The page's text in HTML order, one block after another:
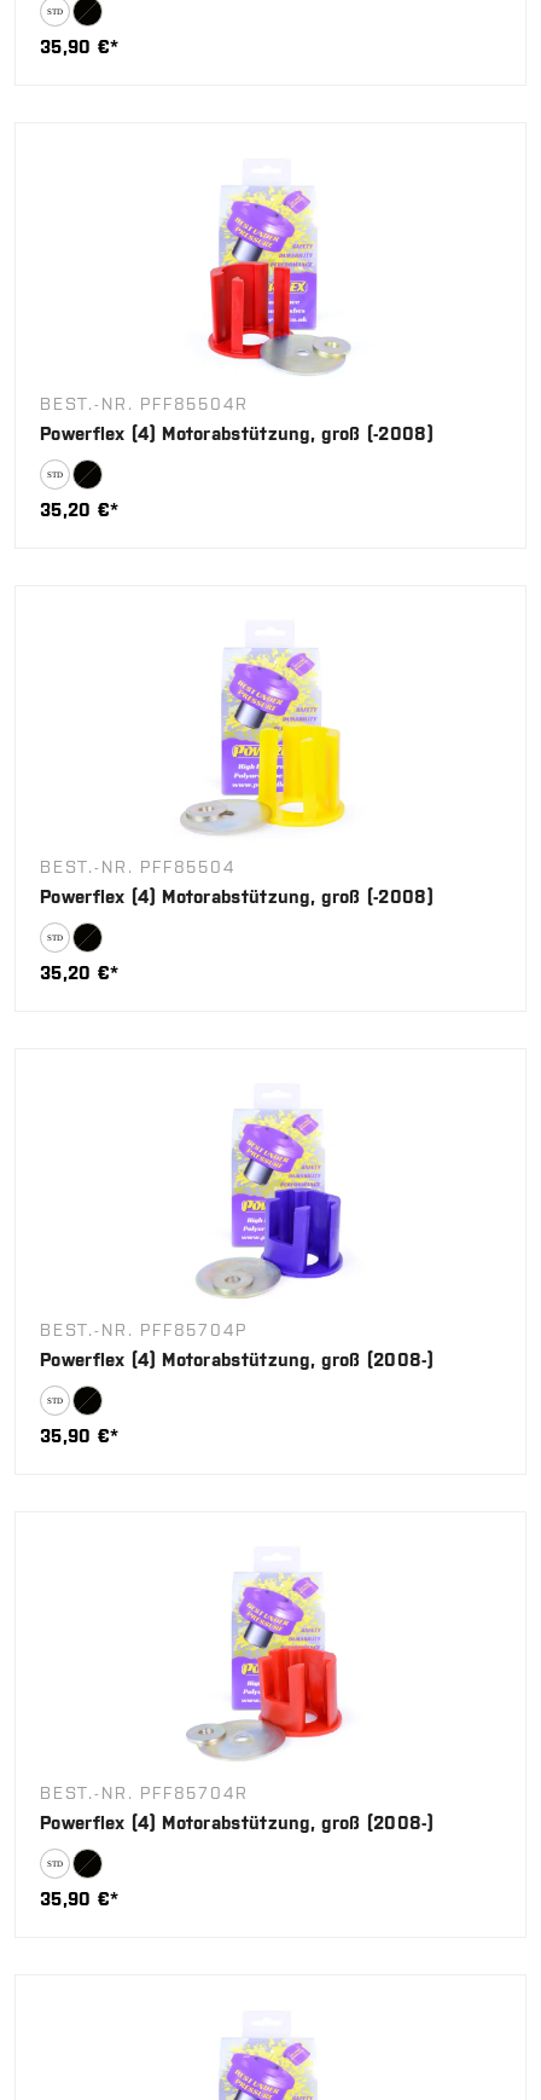
35,90 €*
BEST.-NR. PFF85504R
Powerflex (4) Motorabstützung, groß (-2008)
35,20 €*
BEST.-NR. PFF85504
Powerflex (4) Motorabstützung, groß (-2008)
35,20 €*
BEST.-NR. PFF85704P
Powerflex (4) Motorabstützung, groß (2008-)
35,90 €*
BEST.-NR. PFF85704R
Powerflex (4) Motorabstützung, groß (2008-)
35,90 €*